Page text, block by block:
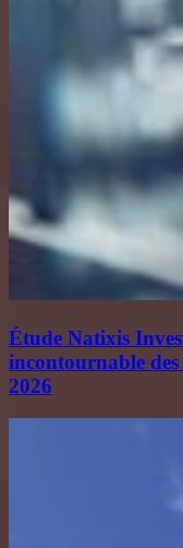
Étude Natixis
incontournable des
2026